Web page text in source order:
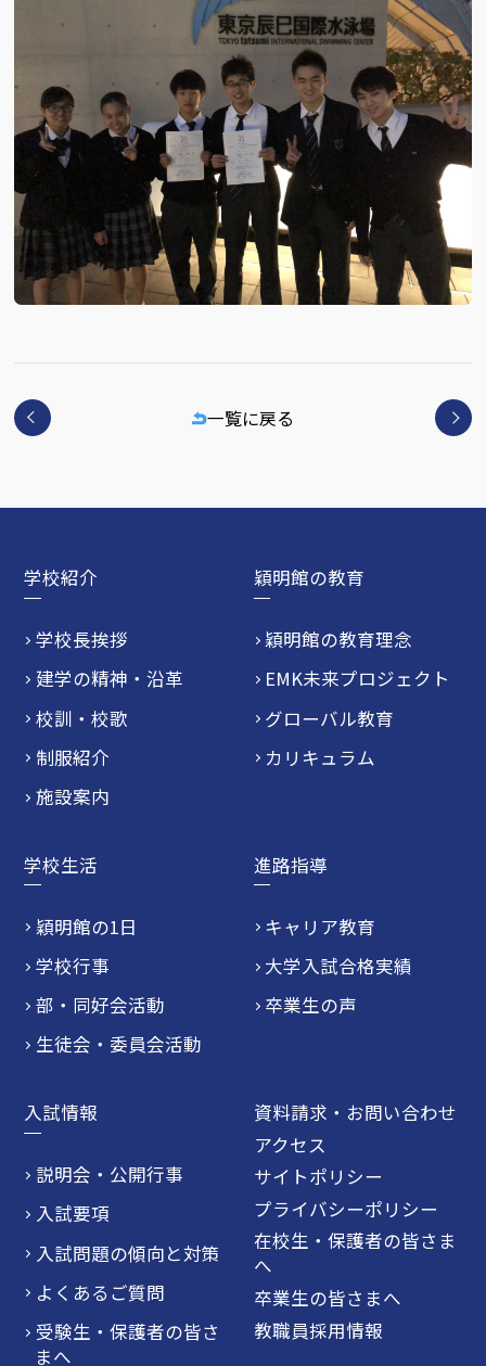
一覧に戻る
学校紹介
学校長挨拶
建学の精神・沿革
校訓・校歌
制服紹介
施設案内
穎明館の教育
穎明館の教育理念
EMK未来プロジェクト
グローバル教育
カリキュラム
学校生活
穎明館の1日
学校行事
部・同好会活動
生徒会・委員会活動
進路指導
キャリア教育
大学入試合格実績
卒業生の声
入試情報
説明会・公開行事
入試要項
入試問題の傾向と対策
よくあるご質問
受験生・保護者の皆さ
まへ
資料請求・お問い合わせ
アクセス
サイトポリシー
プライバシーポリシー
在校生・保護者の皆さま
へ
卒業生の皆さまへ
教職員採用情報